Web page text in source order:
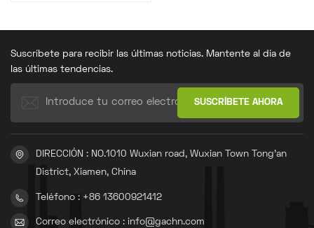
Suscríbete para recibir las últimas noticias. Mantente al día de
las últimas tendencias.
DIRECCIÓN : NO.1010 Wuxian road, Wuxian Town Tong'an
District, Xiamen, China
Teléfono : +86 13600921412
Correo electrónico : info@gachn.com